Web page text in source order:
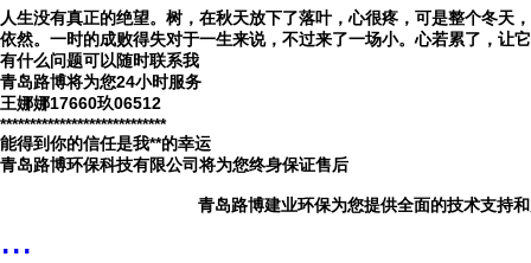
人生没有真正的绝望。树，在秋天放下了落叶，心很疼，可是整个冬天
依然。一时的成败得失对于一生来说，不过来了一场小。心若累了，让
有什么问题可以随时联系我
青岛路博将为您24小时服务
王娜娜17660玖06512
****************************
能得到你的信任是我**的幸运
青岛路博环保科技有限公司将为您终身保证售后
青岛路博建业环保为您提供全面的技术支持
...